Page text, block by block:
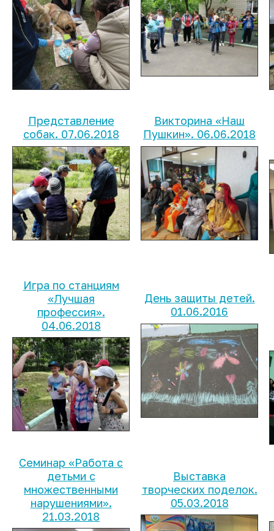
Представление
собак. 07.06.2018
Викторина «Наш
Пушкин». 06.06.2018
Игра по станциям
«Лучшая
профессия».
04.06.2018
День защиты детей.
01.06.2016
Семинар «Работа с
детьми с
множественными
нарушениями».
21.03.2018
Выставка
творческих поделок.
05.03.2018